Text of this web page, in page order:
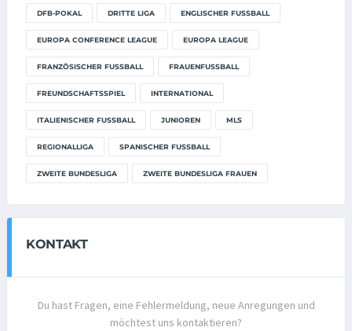
DFB-POKAL DRITTE LIGA ENGLISCHER FUSSBALL
EUROPA CONFERENCE LEAGUE EUROPA LEAGUE
FRANZÖSISCHER FUSSBALL FRAUENFUSSBALL
FREUNDSCHAFTSSPIEL INTERNATIONAL
ITALIENISCHER FUSSBALL JUNIOREN MLS
REGIONALLIGA SPANISCHER FUSSBALL
ZWEITE BUNDESLIGA ZWEITE BUNDESLIGA FRAUEN
KONTAKT
Du hast Fragen, eine Fehlermeldung, neue Anregungen und
möchtest uns kontaktieren?